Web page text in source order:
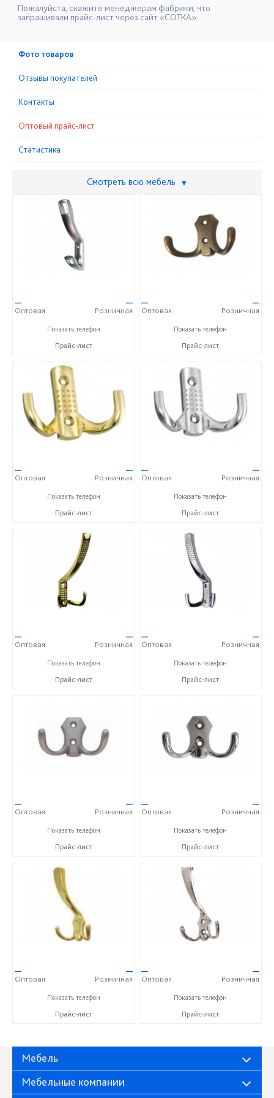
Пожалуйста, скажите менеджерам фабрики, что
запрашивали прайс-лист через сайт «СОТКА».
Фото товаров
Отзывы покупателей
Контакты
Оптовый прайс-лист
Статистика
Смотреть всю мебель ▼
—
Оптовая
—
Розничная
+7(812)313-15-54
Показать телефон
Прайс-лист
—
Оптовая
—
Розничная
+7(812)313-15-54
Показать телефон
Прайс-лист
—
Оптовая
—
Розничная
+7(812)313-15-54
Показать телефон
Прайс-лист
—
Оптовая
—
Розничная
+7(812)313-15-54
Показать телефон
Прайс-лист
—
Оптовая
—
Розничная
+7(812)313-15-54
Показать телефон
Прайс-лист
—
Оптовая
—
Розничная
+7(812)313-15-54
Показать телефон
Прайс-лист
—
Оптовая
—
Розничная
+7(812)313-15-54
Показать телефон
Прайс-лист
—
Оптовая
—
Розничная
+7(812)313-15-54
Показать телефон
Прайс-лист
—
Оптовая
—
Розничная
+7(812)313-15-54
Показать телефон
Прайс-лист
—
Оптовая
—
Розничная
+7(812)313-15-54
Показать телефон
Прайс-лист
Мебель
Мебельные компании